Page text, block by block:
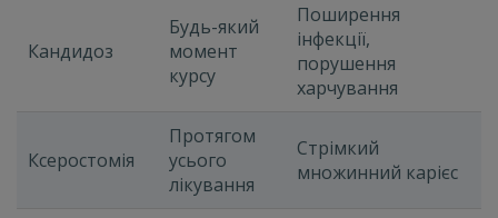
Кандидоз
Будь-який
момент
курсу
Поширення
інфекції,
порушення
харчування
Ксеростомія
Протягом
усього
лікування
Стрімкий
множинний карієс